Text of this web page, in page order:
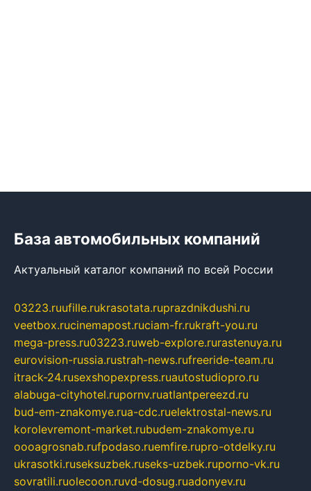
База автомобильных компаний
Актуальный каталог компаний по всей России
03223.ruufille.rukrasotata.ruprazdnikdushi.ru
veetbox.rucinemapost.ruciam-fr.rukraft-you.ru
mega-press.ru03223.ruweb-explore.rurastenuya.ru
eurovision-russia.rustrah-news.rufreeride-team.ru
itrack-24.rusexshopexpress.ruautostudiopro.ru
alabuga-cityhotel.rupornv.ruatlantpereezd.ru
bud-em-znakomye.rua-cdc.ruelektrostal-news.ru
korolevremont-market.rubudem-znakomye.ru
oooagrosnab.rufpodaso.ruemfire.rupro-otdelky.ru
ukrasotki.ruseksuzbek.ruseks-uzbek.ruporno-vk.ru
sovratili.ruolecoon.ruvd-dosug.ruadonyev.ru